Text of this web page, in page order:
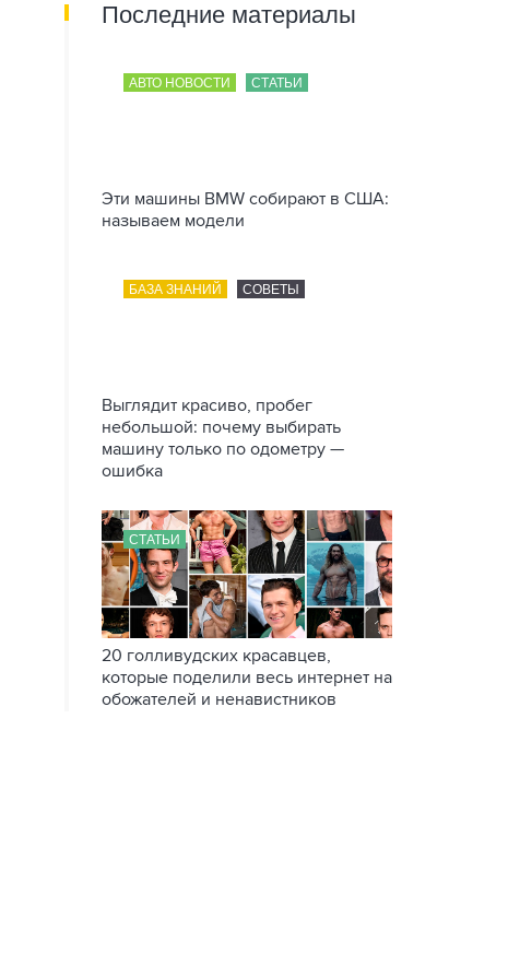
Последние материалы
АВТО НОВОСТИ СТАТЬИ
Эти машины BMW собирают в США:
называем модели
БАЗА ЗНАНИЙ СОВЕТЫ
Выглядит красиво, пробег
небольшой: почему выбирать
машину только по одометру —
ошибка
СТАТЬИ
20 голливудских красавцев,
которые поделили весь интернет на
обожателей и ненавистников